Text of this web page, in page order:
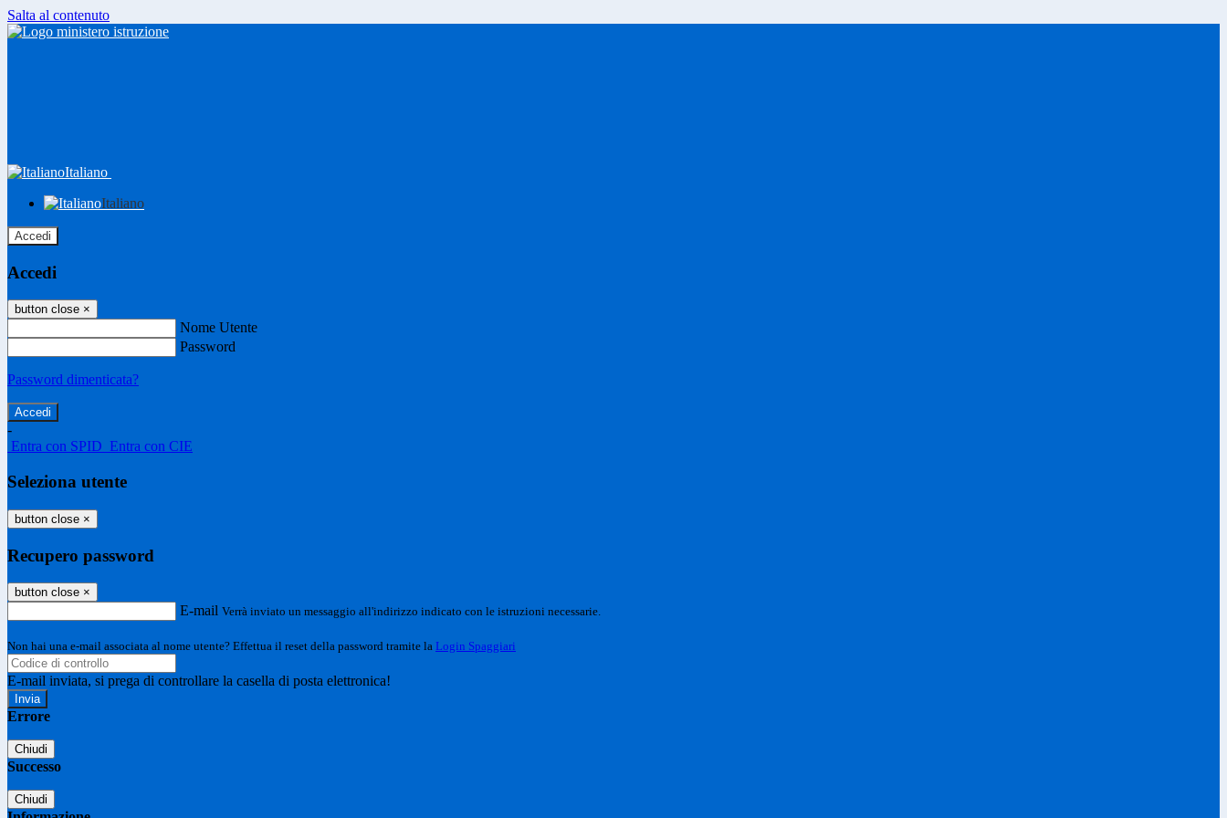
Salta al contenuto
Italiano
Italiano
Accedi
Accedi
button close ×
Nome Utente
Password
Password dimenticata?
-
Entra con SPID Entra con CIE
Seleziona utente
button close ×
Recupero password
button close ×
E-mail Verrà inviato un messaggio all'indirizzo indicato con le istruzioni necessarie.
Non hai una e-mail associata al nome utente? Effettua il reset della password tramite la Login Spaggiari
E-mail inviata, si prega di controllare la casella di posta elettronica!
Errore
Chiudi
Successo
Chiudi